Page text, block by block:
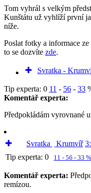
Tom vyhrál s velkým
Kunštátu už vyhlíží první
níže.
Poslat fotky a informace
to se dozvíte zde.
Svratka -
Tip experta: 0 11 - 56 - 33
Komentář experta:
Předpokládám vyrovnané
Svratka Krumvíř
Tip experta: 0 11 - 56 - 33 %
Komentář experta:
remízou.